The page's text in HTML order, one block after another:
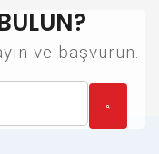
ve başvurun.